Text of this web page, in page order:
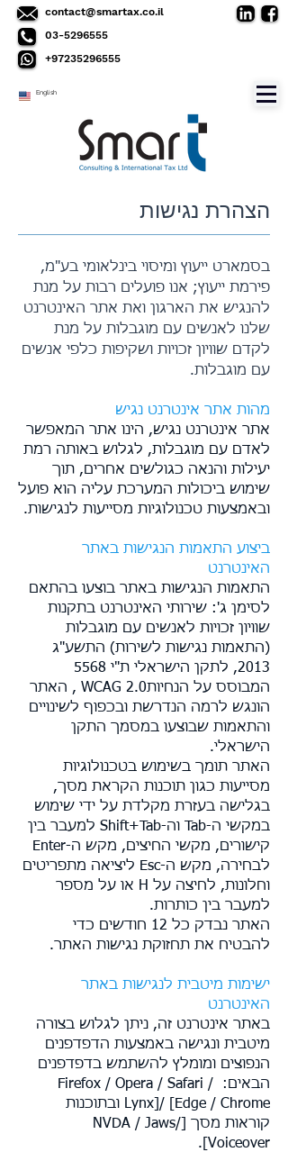
contact@smartax.co.il
03-5296555
+97235296555
English
הצהרת נגישות
בסמארט ייעוץ ומיסוי בינלאומי בע"מ,
פירמת ייעוץ; אנו פועלים רבות על מנת
להנגיש את הארגון ואת אתר האינטרנט
שלנו לאנשים עם מוגבלות על מנת
לקדם שוויון זכויות ושקיפות כלפי אנשים
עם מוגבלות.
מהות אתר אינטרנט נגיש
אתר אינטרנט נגיש, הינו אתר המאפשר
לאדם עם מוגבלות, לגלוש באותה רמת
יעילות והנאה כגולשים אחרים, תוך
שימוש ביכולות המערכת עליה הוא פועל
ובאמצעות טכנולוגיות מסייעות לנגישות.
ביצוע התאמות הנגישות באתר
האינטרנט
התאמות הנגישות באתר בוצעו בהתאם
לסימן ג': שירותי האינטרנט בתקנות
שוויון זכויות לאנשים עם מוגבלות
(התאמות נגישות לשירות) התשע"ג
2013, לתקן הישראלי ת"י 5568
המבוסס על הנחיותWCAG 2.0 , האתר
הונגש לרמה הנדרשת ובכפוף לשינויים
והתאמות שבוצעו במסמך התקן
הישראלי.
האתר תומך בשימוש בטכנולוגיות
מסייעות כגון תוכנות הקראת מסך,
בגלישה בעזרת מקלדת על ידי שימוש
במקשי ה-Tab וה-Shift+Tab למעבר בין
קישורים, מקשי החיצים, מקש ה-Enter
לבחירה, מקש ה-Esc ליציאה מתפריטים
וחלונות, לחיצה על H או על מספר
למעבר בין כותרות.
האתר נבדק כל 12 חודשים כדי
להבטיח את תחזוקת נגישות האתר.
ישימות מיטבית לנגישות באתר
האינטרנט
באתר אינטרנט זה, ניתן לגלוש בצורה
מיטבית ונגישה באמצעות הדפדפנים
הנפוצים ומומלץ להשתמש בדפדפנים
הבאים: Firefox / Opera / Safari /
Lynx]/ [Edge / Chrome ובתוכנות
קוראות מסך [NVDA / Jaws/
Voiceover].